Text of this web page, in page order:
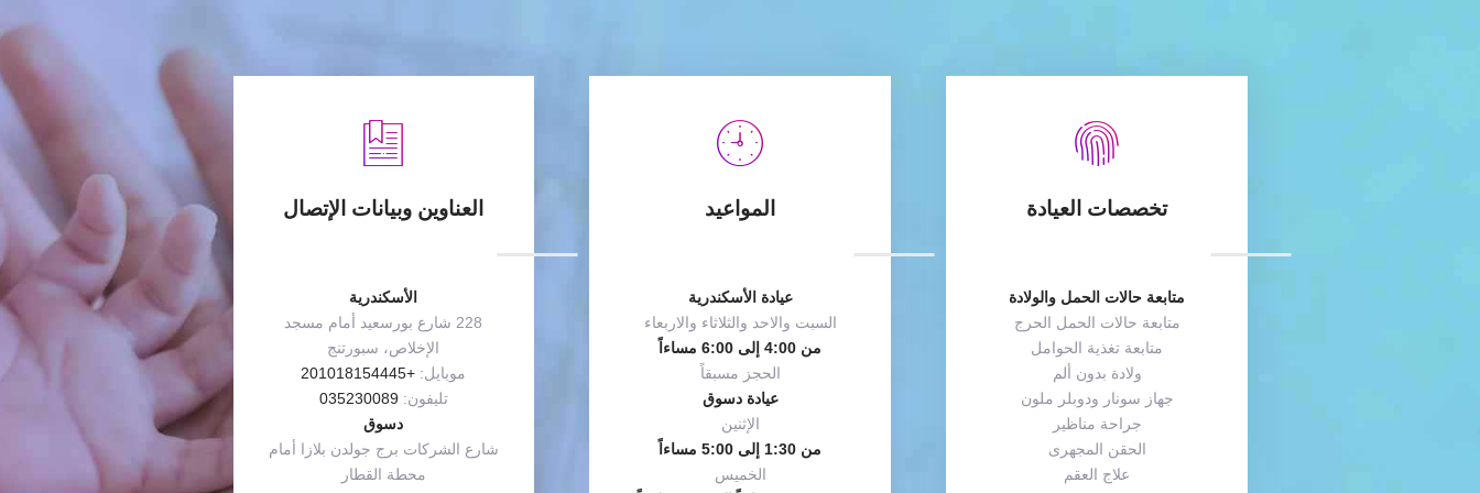
تخصصات العيادة
متابعة حالات الحمل والولادة
متابعة حالات الحمل الحرج
متابعة تغذية الحوامل
ولادة بدون ألم
جهاز سونار ودوبلر ملون
جراحة مناظير
الحقن المجهرى
علاج العقم
المواعيد
عيادة الأسكندرية
السبت والاحد والثلاثاء والاربعاء
من 4:00 إلى 6:00 مساءاً
الحجز مسبقاً
عيادة دسوق
الإثنين
من 1:30 إلى 5:00 مساءاً
الخميس
العناوين وبيانات الإتصال
الأسكندرية
228 شارع بورسعيد أمام مسجد
الإخلاص، سبورتنج
موبايل: +201018154445
تليفون: 035230089
دسوق
شارع الشركات برج جولدن بلازا أمام
محطة القطار